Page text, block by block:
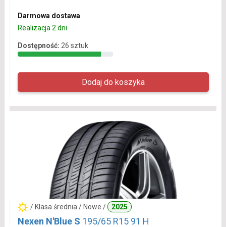
Darmowa dostawa
Realizacja 2 dni
Dostępność: 26 sztuk
/ Klasa średnia / Nowe / 2025
Nexen N'Blue S 195/65 R15 91 H